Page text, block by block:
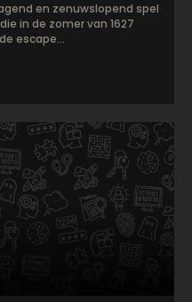
en zenuwslopend spel
in de zomer van 1627
escape...